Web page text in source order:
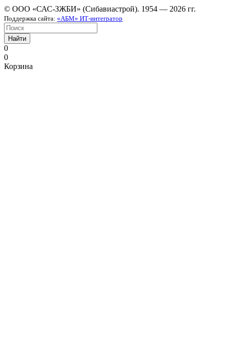
© ООО «САС-ЗЖБИ» (Сибавиастрой). 1954 — 2026 гг.
Поддержка сайта: «АБМ» ИТ-интегратор
Найти
0
0
Корзина